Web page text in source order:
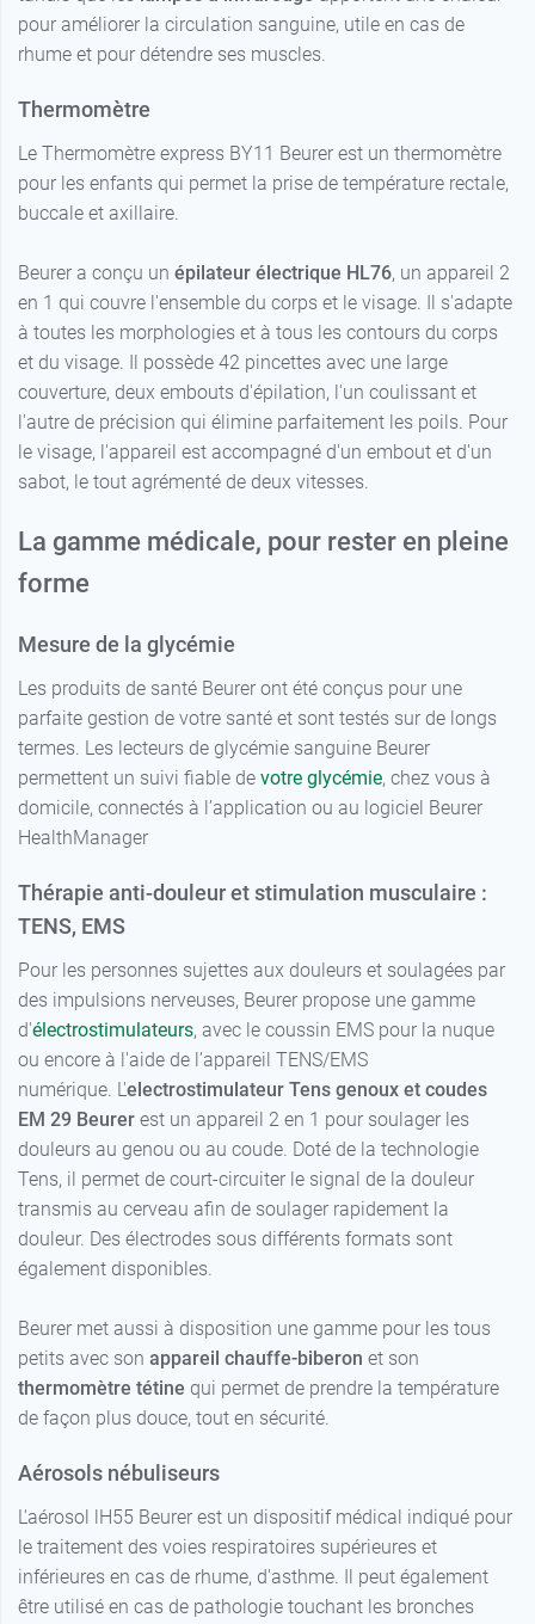
pour améliorer la circulation sanguine, utile en cas de
rhume et pour détendre ses muscles.
Thermomètre
Le Thermomètre express BY11 Beurer est un thermomètre
pour les enfants qui permet la prise de température rectale,
buccale et axillaire.
Beurer a conçu un épilateur électrique HL76, un appareil 2
en 1 qui couvre l'ensemble du corps et le visage. Il s'adapte
à toutes les morphologies et à tous les contours du corps
et du visage. Il possède 42 pincettes avec une large
couverture, deux embouts d'épilation, l'un coulissant et
l'autre de précision qui élimine parfaitement les poils. Pour
le visage, l'appareil est accompagné d'un embout et d'un
sabot, le tout agrémenté de deux vitesses.
La gamme médicale, pour rester en pleine
forme
Mesure de la glycémie
Les produits de santé Beurer ont été conçus pour une
parfaite gestion de votre santé et sont testés sur de longs
termes. Les lecteurs de glycémie sanguine Beurer
permettent un suivi fiable de votre glycémie, chez vous à
domicile, connectés à l’application ou au logiciel Beurer
HealthManager
Thérapie anti-douleur et stimulation musculaire :
TENS, EMS
Pour les personnes sujettes aux douleurs et soulagées par
des impulsions nerveuses, Beurer propose une gamme
d'électrostimulateurs, avec le coussin EMS pour la nuque
ou encore à l'aide de l’appareil TENS/EMS
numérique. L'electrostimulateur Tens genoux et coudes
EM 29 Beurer est un appareil 2 en 1 pour soulager les
douleurs au genou ou au coude. Doté de la technologie
Tens, il permet de court-circuiter le signal de la douleur
transmis au cerveau afin de soulager rapidement la
douleur. Des électrodes sous différents formats sont
également disponibles.
Beurer met aussi à disposition une gamme pour les tous
petits avec son appareil chauffe-biberon et son
thermomètre tétine qui permet de prendre la température
de façon plus douce, tout en sécurité.
Aérosols nébuliseurs
L'aérosol lH55 Beurer est un dispositif médical indiqué pour
le traitement des voies respiratoires supérieures et
inférieures en cas de rhume, d'asthme. Il peut également
être utilisé en cas de pathologie touchant les bronches